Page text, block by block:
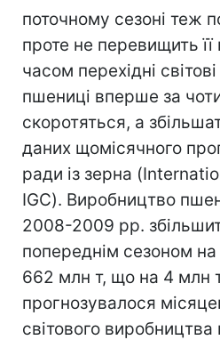
поточному сезоні теж
проте не перевищить
часом перехідні
пшениці вперше за
скоротяться, а
даних щомісячного
ради із зерна
IGC). Виробництво
2008-2009 рр.
попереднім сезоном
662 млн т, що на 4 млн
прогнозувалося
світового